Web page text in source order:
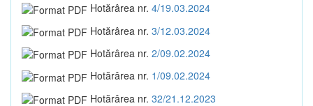
Hotărârea nr. 4/19.03.2024
Hotărârea nr. 3/12.03.2024
Hotărârea nr. 2/09.02.2024
Hotărârea nr. 1/09.02.2024
Hotărârea nr. 32/21.12.2023